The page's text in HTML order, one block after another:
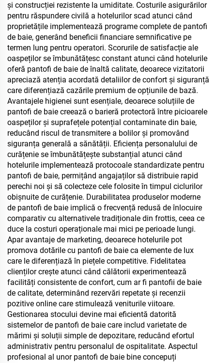
și construcției rezistente la umiditate. Costurile asigurărilor
pentru răspundere civilă a hotelurilor scad atunci când
proprietățile implementează programe complete de pantofi
de baie, generând beneficii financiare semnificative pe
termen lung pentru operatori. Scorurile de satisfacție ale
oaspeților se îmbunătățesc constant atunci când hotelurile
oferă pantofi de baie de înaltă calitate, deoarece vizitatorii
apreciază atenția acordată detaliilor de confort și siguranță
care diferențiază cazările premium de opțiunile de bază.
Avantajele higienei sunt esențiale, deoarece soluțiile de
pantofi de baie creează o barieră protectoră între picioarele
oaspeților și suprafețele potențial contaminate din baie,
reducând riscul de transmitere a bolilor și promovând
siguranța generală a sănătății. Eficiența personalului de
curățenie se îmbunătățește substanțial atunci când
hotelurile implementează protocoale standardizate pentru
pantofi de baie, permițând angajaților să distribuie rapid
perechi noi și să colecteze cele folosite în timpul ciclurilor
obișnuite de curățenie. Durabilitatea produselor moderne
de pantofi de baie implică o frecvență redusă de înlocuire
comparativ cu alternativele tradiționale din frottis, ceea ce
duce la costuri operaționale mai mici pe perioade lungi.
Apar avantaje de marketing, deoarece hotelurile pot
promova dotările cu pantofi de baie ca elemente de lux
care le diferențiază în piețele competitive. Fidelitatea
clienților crește atunci când călătorii experimentează
facilități consistente de confort, cum ar fi pantofii de baie
de calitate, determinând rezervări repetate și recenzii
pozitive online care stimulează veniturile viitoare.
Gestionarea stocului devine mai eficientă datorită
sistemelor de pantofi de baie care includ varietate de
mărimi și soluții simple de depozitare, reducând efortul
administrativ pentru personalul de ospitalitate. Aspectul
profesional al unor pantofi de baie bine concepuți